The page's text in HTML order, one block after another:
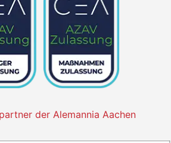
der Alemannia Aachen